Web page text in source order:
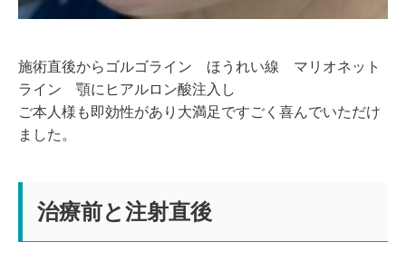
施術直後からゴルゴライン ほうれい線 マリオネット
ライン 顎にヒアルロン酸注入し
ご本人様も即効性があり大満足ですごく喜んでいただけ
ました。
治療前と注射直後